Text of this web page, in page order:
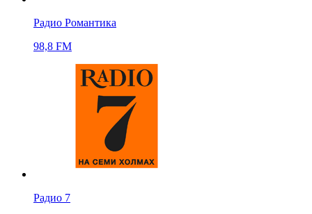
Радио Романтика
98,8 FM
Радио 7